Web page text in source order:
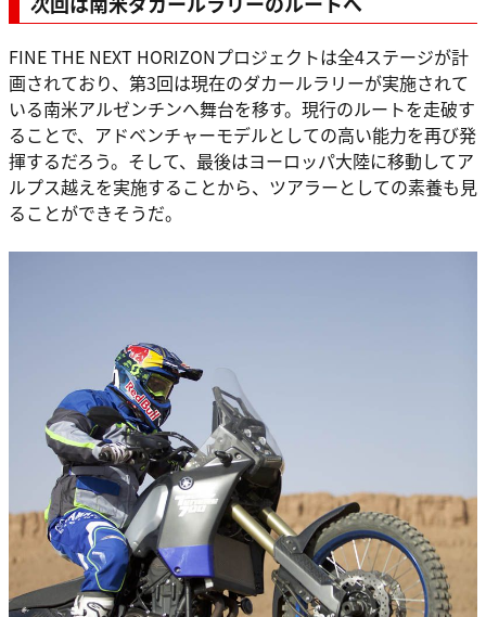
FINE THE NEXT HORIZONプロジェクトは全4ステージが計
画されており、第3回は現在のダカールラリーが実施されて
いる南米アルゼンチンへ舞台を移す。現行のルートを走破す
ることで、アドベンチャーモデルとしての高い能力を再び発
揮するだろう。そして、最後はヨーロッパ大陸に移動してア
ルプス越えを実施することから、ツアラーとしての素養も見
ることができそうだ。